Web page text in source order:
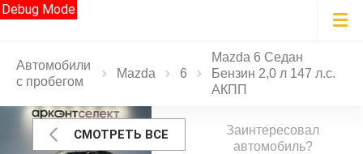
Debug Mode
Автомобили
с пробегом
Mazda 6
Mazda 6 Седан
Бензин 2,0 л 147 л.с.
АКПП
СМОТРЕТЬ ВСЕ
Заинтересовал
автомобиль?